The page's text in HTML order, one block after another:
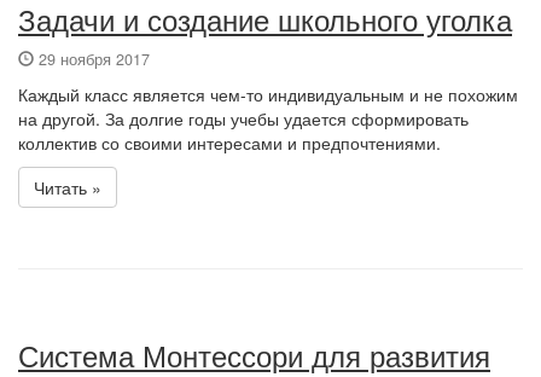
Задачи и создание школьного уголка
29 ноября 2017
Каждый класс является чем-то индивидуальным и не похожим
на другой. За долгие годы учебы удается сформировать
коллектив со своими интересами и предпочтениями.
Читать »
Система Монтессори для развития